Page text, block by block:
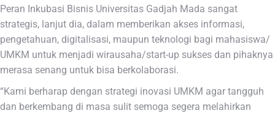
Peran Inkubasi Bisnis Universitas Gadjah Mada sangat
strategis, lanjut dia, dalam memberikan akses informasi,
pengetahuan, digitalisasi, maupun teknologi bagi mahasiswa/
UMKM untuk menjadi wirausaha/start-up sukses dan pihaknya
merasa senang untuk bisa berkolaborasi.
“Kami berharap dengan strategi inovasi UMKM agar tangguh
dan berkembang di masa sulit semoga segera melahirkan